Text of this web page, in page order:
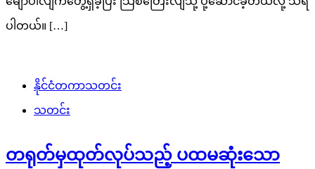
ပါတယ်။ […]
နိုင်ငံတကာသတင်း
သတင်း
တရုတ်မှထုတ်လုပ်သည့် ပထမဆုံးသော